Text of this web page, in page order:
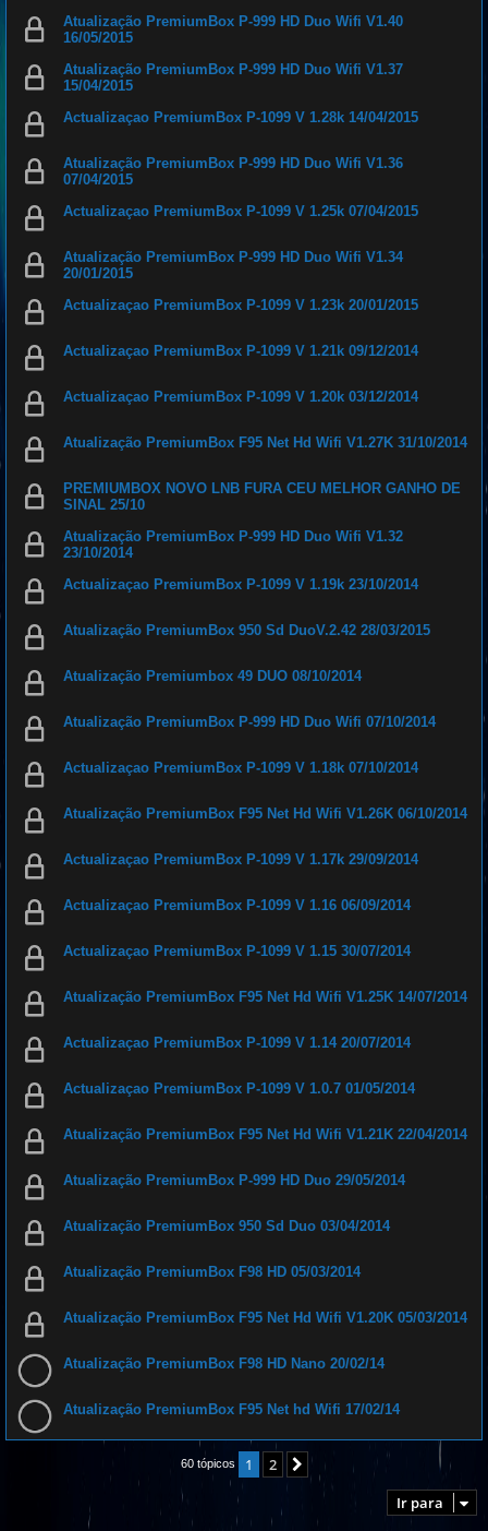
Atualização PremiumBox P-999 HD Duo Wifi V1.40
16/05/2015
Atualização PremiumBox P-999 HD Duo Wifi V1.37
15/04/2015
Actualizaçao PremiumBox P-1099 V 1.28k 14/04/2015
Atualização PremiumBox P-999 HD Duo Wifi V1.36
07/04/2015
Actualizaçao PremiumBox P-1099 V 1.25k 07/04/2015
Atualização PremiumBox P-999 HD Duo Wifi V1.34
20/01/2015
Actualizaçao PremiumBox P-1099 V 1.23k 20/01/2015
Actualizaçao PremiumBox P-1099 V 1.21k 09/12/2014
Actualizaçao PremiumBox P-1099 V 1.20k 03/12/2014
Atualização PremiumBox F95 Net Hd Wifi V1.27K 31/10/2014
PREMIUMBOX NOVO LNB FURA CEU MELHOR GANHO DE
SINAL 25/10
Atualização PremiumBox P-999 HD Duo Wifi V1.32
23/10/2014
Actualizaçao PremiumBox P-1099 V 1.19k 23/10/2014
Atualização PremiumBox 950 Sd DuoV.2.42 28/03/2015
Atualização Premiumbox 49 DUO 08/10/2014
Atualização PremiumBox P-999 HD Duo Wifi 07/10/2014
Actualizaçao PremiumBox P-1099 V 1.18k 07/10/2014
Atualização PremiumBox F95 Net Hd Wifi V1.26K 06/10/2014
Actualizaçao PremiumBox P-1099 V 1.17k 29/09/2014
Actualizaçao PremiumBox P-1099 V 1.16 06/09/2014
Actualizaçao PremiumBox P-1099 V 1.15 30/07/2014
Atualização PremiumBox F95 Net Hd Wifi V1.25K 14/07/2014
Actualizaçao PremiumBox P-1099 V 1.14 20/07/2014
Actualizaçao PremiumBox P-1099 V 1.0.7 01/05/2014
Atualização PremiumBox F95 Net Hd Wifi V1.21K 22/04/2014
Atualização PremiumBox P-999 HD Duo 29/05/2014
Atualização PremiumBox 950 Sd Duo 03/04/2014
Atualização PremiumBox F98 HD 05/03/2014
Atualização PremiumBox F95 Net Hd Wifi V1.20K 05/03/2014
Atualização PremiumBox F98 HD Nano 20/02/14
Atualização PremiumBox F95 Net hd Wifi 17/02/14
60 tópicos 1 2
Próximo
Ir para